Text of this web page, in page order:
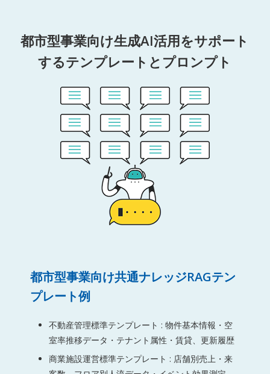
都市型事業向け生成AI活用をサポート
するテンプレートとプロンプト
都市型事業向け共通ナレッジRAGテン
プレート例
不動産管理標準テンプレート : 物件基本情報・空
室率推移データ・テナント属性・賃貸、更新履歴
商業施設運営標準テンプレート : 店舗別売上・来